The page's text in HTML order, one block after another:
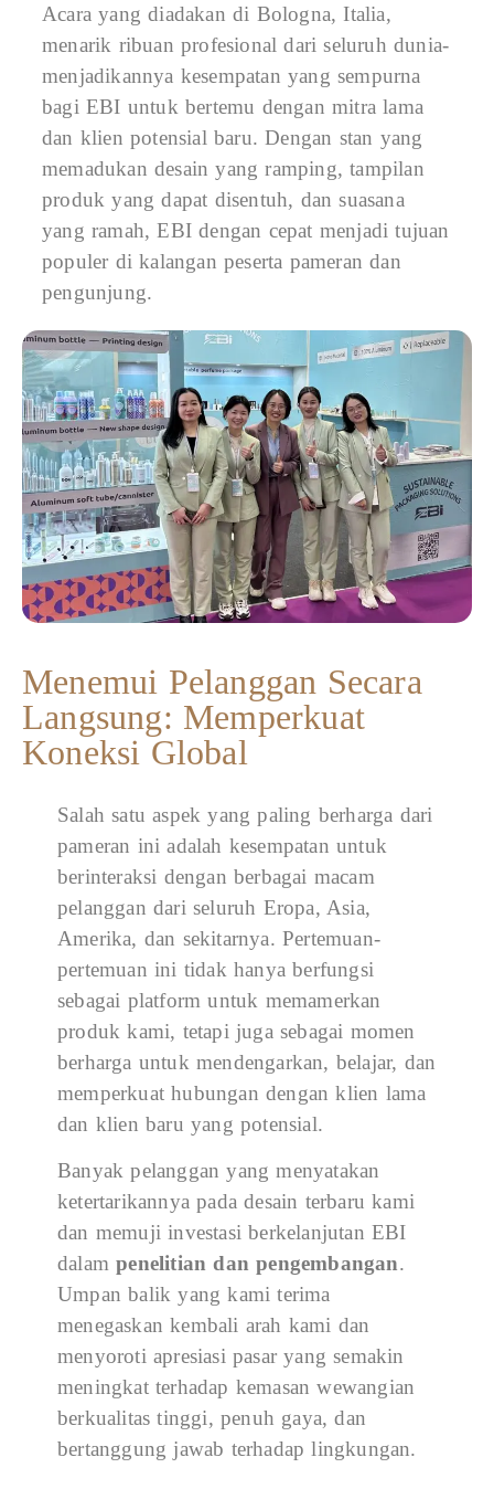
Acara yang diadakan di Bologna, Italia,
menarik ribuan profesional dari seluruh dunia-
menjadikannya kesempatan yang sempurna
bagi EBI untuk bertemu dengan mitra lama
dan klien potensial baru. Dengan stan yang
memadukan desain yang ramping, tampilan
produk yang dapat disentuh, dan suasana
yang ramah, EBI dengan cepat menjadi tujuan
populer di kalangan peserta pameran dan
pengunjung.
Menemui Pelanggan Secara
Langsung: Memperkuat
Koneksi Global
Salah satu aspek yang paling berharga dari
pameran ini adalah kesempatan untuk
berinteraksi dengan berbagai macam
pelanggan dari seluruh Eropa, Asia,
Amerika, dan sekitarnya. Pertemuan-
pertemuan ini tidak hanya berfungsi
sebagai platform untuk memamerkan
produk kami, tetapi juga sebagai momen
berharga untuk mendengarkan, belajar, dan
memperkuat hubungan dengan klien lama
dan klien baru yang potensial.
Banyak pelanggan yang menyatakan
ketertarikannya pada desain terbaru kami
dan memuji investasi berkelanjutan EBI
dalampenelitian dan pengembangan.
Umpan balik yang kami terima
menegaskan kembali arah kami dan
menyoroti apresiasi pasar yang semakin
meningkat terhadap kemasan wewangian
berkualitas tinggi, penuh gaya, dan
bertanggung jawab terhadap lingkungan.